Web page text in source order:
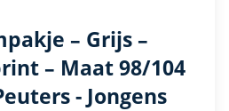
– Grijs –
– Maat 98/104
- Jongens